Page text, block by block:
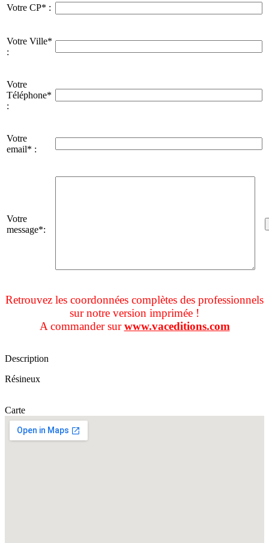
Votre CP* :
Votre Ville*
:
Votre
Téléphone*
:
Votre
email* :
Votre
message*:
Retrouvez les coordonnées complètes des professionnels
sur notre version imprimée !
A commander surwww.vaceditions.com
Description
Résineux
Carte